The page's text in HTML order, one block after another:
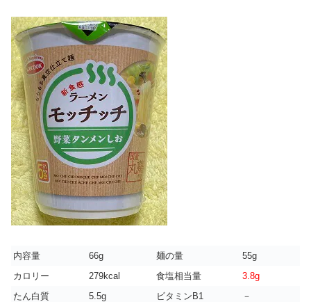
内容量 66g 麺の量
55g
カロリー
279kcal 食塩相当量
3.8g
たん白質
5.5g ビタミンB1
－